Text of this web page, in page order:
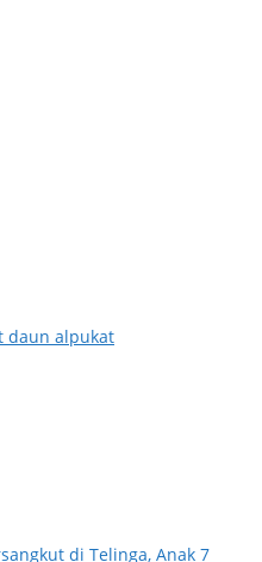
daun alpukat
di Telinga, Anak 7